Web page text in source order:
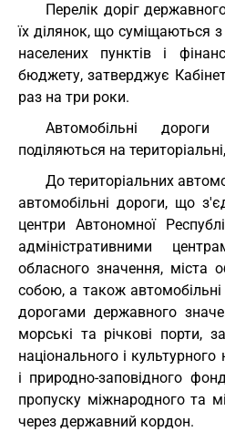
Перелік доріг
їх ділянок, що суміщаються
населених пунктів і
бюджету, затверджує
раз на три роки.
Автомобільні
поділяються на
До територіальних
автомобільні дороги, що
центри Автономної
адміністративними
обласного значення, міста
собою, а також
дорогами державного
морські та річкові порти,
національного і
і природно-заповідного
пропуску міжнародного та
через державний кордон.